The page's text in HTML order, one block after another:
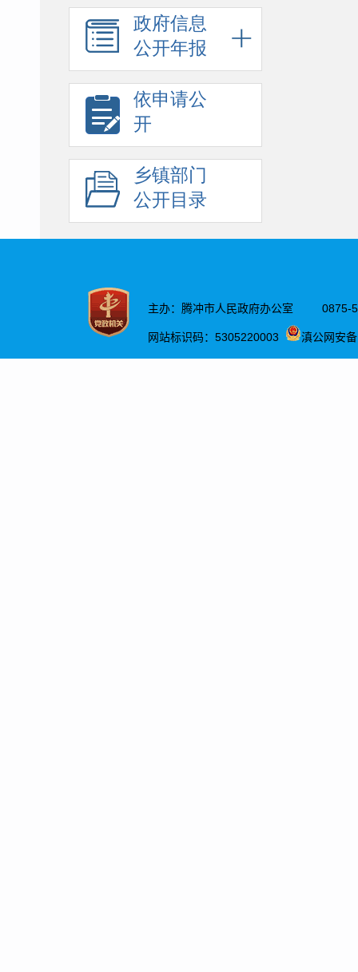
政府信息
公开年报
依申请公
开
乡镇部门
公开目录